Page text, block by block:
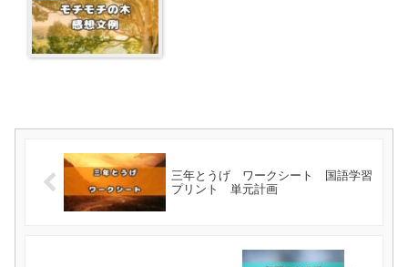
三年とうげ ワークシート 国語学習
プリント 単元計画